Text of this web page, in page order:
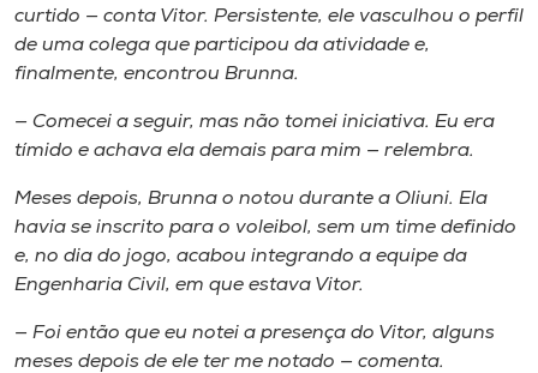
o idioma
curtido — conta Vitor. Persistente, ele vasculhou o perfil
de uma colega que participou da atividade e,
finalmente, encontrou Brunna.
— Comecei a seguir, mas não tomei iniciativa. Eu era
tímido e achava ela demais para mim — relembra.
Meses depois, Brunna o notou durante a Oliuni. Ela
havia se inscrito para o voleibol, sem um time definido
e, no dia do jogo, acabou integrando a equipe da
Engenharia Civil, em que estava Vitor.
— Foi então que eu notei a presença do Vitor, alguns
meses depois de ele ter me notado — comenta.